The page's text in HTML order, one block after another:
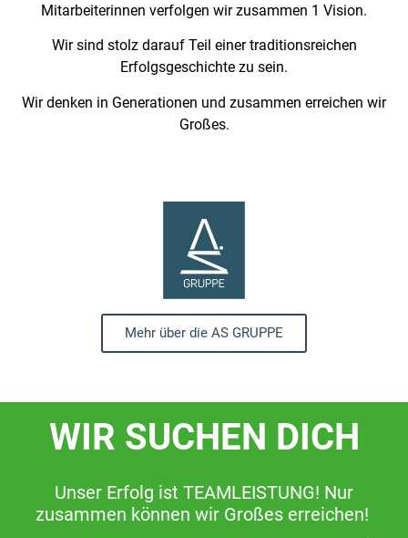
Mitarbeiterinnen verfolgen wir zusammen 1 Vision.
Wir sind stolz darauf Teil einer traditionsreichen
Erfolgsgeschichte zu sein.
Wir denken in Generationen und zusammen erreichen wir
Großes.
Mehr über die AS GRUPPE
WIR SUCHEN DICH
Unser Erfolg ist TEAMLEISTUNG! Nur
zusammen können wir Großes erreichen!